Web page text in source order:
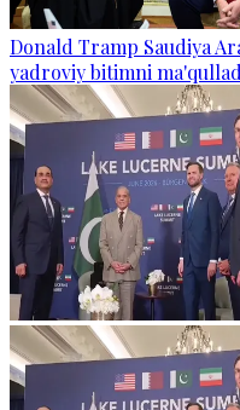
Donald Tramp Saudiya
yadroviy bitimni